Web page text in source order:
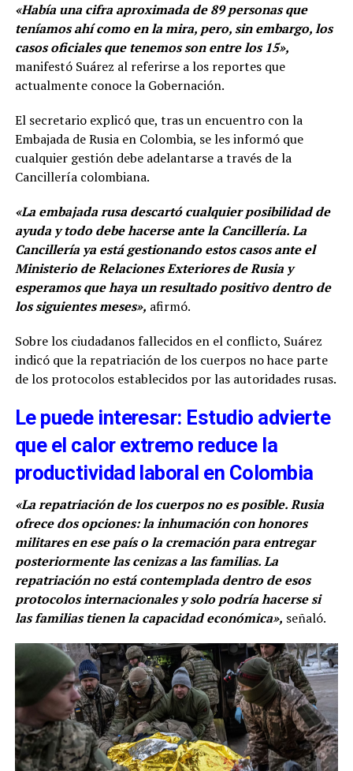
«Había una cifra aproximada de 89 personas que
teníamos ahí como en la mira, pero, sin embargo, los
casos oficiales que tenemos son entre los 15»,
manifestó Suárez al referirse a los reportes que
actualmente conoce la Gobernación.
El secretario explicó que, tras un encuentro con la
Embajada de Rusia en Colombia, se les informó que
cualquier gestión debe adelantarse a través de la
Cancillería colombiana.
«La embajada rusa descartó cualquier posibilidad de
ayuda y todo debe hacerse ante la Cancillería. La
Cancillería ya está gestionando estos casos ante el
Ministerio de Relaciones Exteriores de Rusia y
esperamos que haya un resultado positivo dentro de
los siguientes meses», afirmó.
Sobre los ciudadanos fallecidos en el conflicto, Suárez
indicó que la repatriación de los cuerpos no hace parte
de los protocolos establecidos por las autoridades rusas.
Le puede interesar: Estudio advierte
que el calor extremo reduce la
productividad laboral en Colombia
«La repatriación de los cuerpos no es posible. Rusia
ofrece dos opciones: la inhumación con honores
militares en ese país o la cremación para entregar
posteriormente las cenizas a las familias. La
repatriación no está contemplada dentro de esos
protocolos internacionales y solo podría hacerse si
las familias tienen la capacidad económica», señaló.